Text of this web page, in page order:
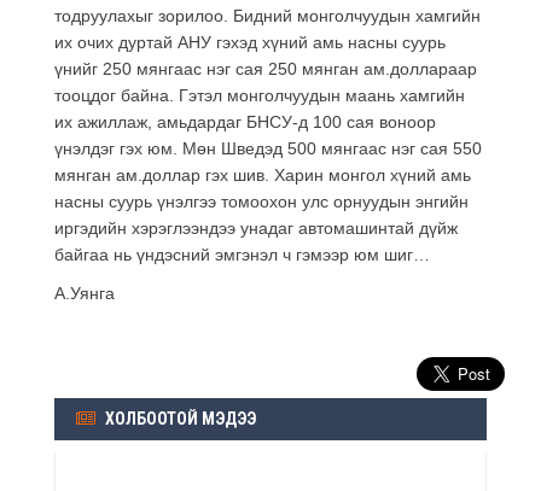
тодруулахыг зорилоо. Бидний монголчуудын хамгийн
их очих дуртай АНУ гэхэд хүний амь насны суурь
үнийг 250 мянгаас нэг сая 250 мянган ам.доллараар
тооцдог байна. Гэтэл монголчуудын маань хамгийн
их ажиллаж, амьдардаг БНСУ-д 100 сая воноор
үнэлдэг гэх юм. Мөн Шведэд 500 мянгаас нэг сая 550
мянган ам.доллар гэх шив. Харин монгол хүний амь
насны суурь үнэлгээ томоохон улс орнуудын энгийн
иргэдийн хэрэглээндээ унадаг автомашинтай дүйж
байгаа нь үндэсний эмгэнэл ч гэмээр юм шиг…
А.Уянга
ХОЛБООТОЙ МЭДЭЭ